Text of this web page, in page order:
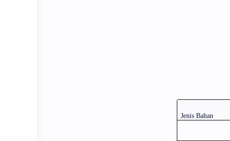
Jenis Bahan